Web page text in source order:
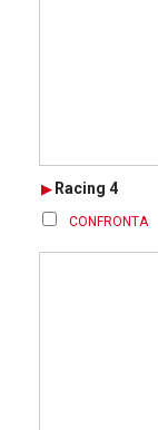
Racing 4
CONFRONTA